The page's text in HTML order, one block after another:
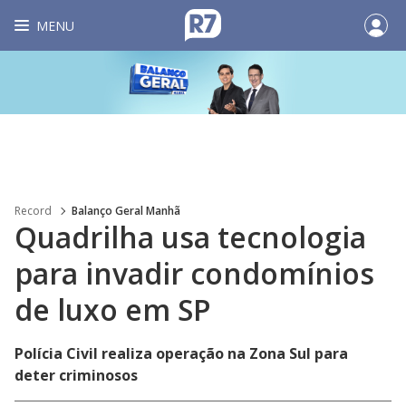
MENU
Record Balanço Geral Manhã
Quadrilha usa tecnologia
para invadir condomínios
de luxo em SP
Polícia Civil realiza operação na Zona Sul para
deter criminosos